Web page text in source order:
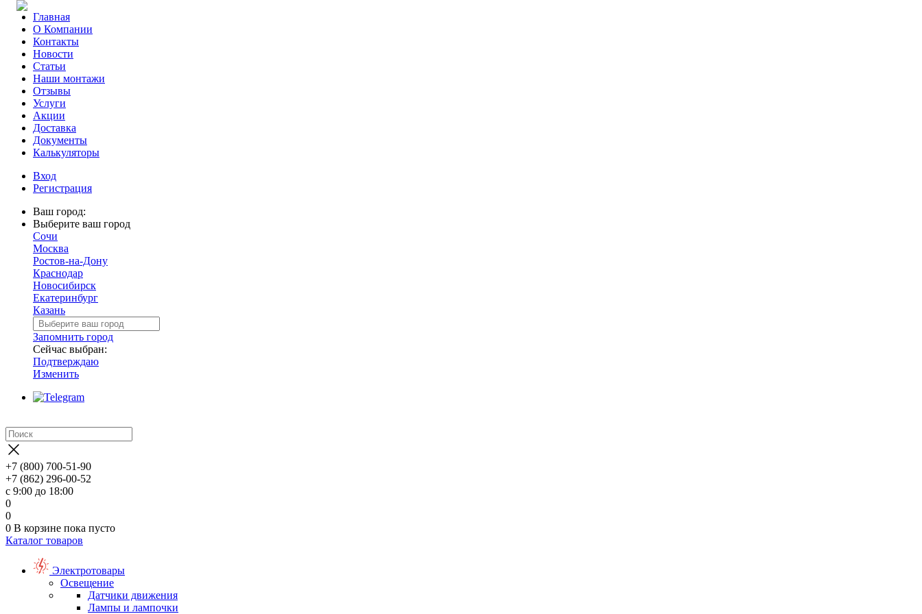
Главная
О Компании
Контакты
Новости
Статьи
Наши монтажи
Отзывы
Услуги
Акции
Доставка
Документы
Калькуляторы
Вход
Регистрация
Ваш город:
Выберите ваш город
Сочи
Москва
Ростов-на-Дону
Краснодар
Новосибирск
Екатеринбург
Казань
Запомнить город
Сейчас выбран:
Подтверждаю
Изменить
+7 (800) 700-51-90
+7 (862) 296-00-52
с 9:00 до 18:00
0
0
0 В корзине пока пусто
Каталог товаров
Электротовары
Освещение
Датчики движения
Лампы и лампочки